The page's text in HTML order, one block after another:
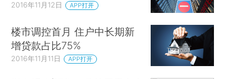
2016年11月12日 APP打开
楼市调控首月 住户中长期新
增贷款占比75%
2016年11月11日 APP打开